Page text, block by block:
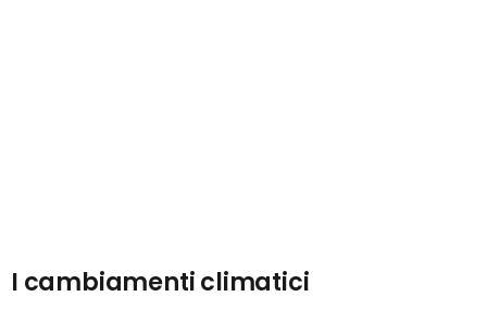
I cambiamenti climatici